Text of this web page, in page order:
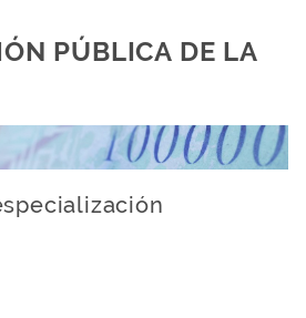
PÚBLICA DE LA